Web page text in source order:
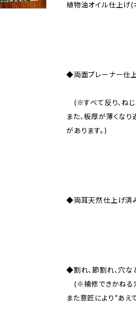
植物油オイル仕上げ(
◆両面プレーナー仕
(※すべて反り、ねじ
また、板厚が薄くな
があります。)
◆両耳天然仕上げ済
◆割れ、節割れ、穴な
(※補修できかねる穴
また意匠により”あえ